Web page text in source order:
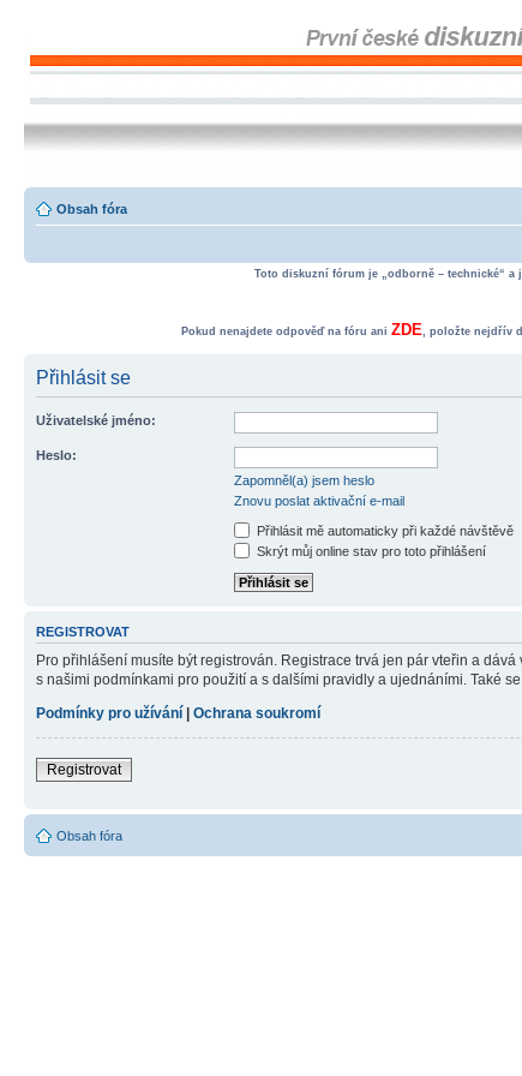
Obsah fóra
Toto diskuzní fórum je „odborně – technické“ a
Pokud nenajdete odpověď na fóru ani ZDE, položte nejdřív
Přihlásit se
Uživatelské jméno:
Heslo:
Zapomněl(a) jsem heslo
Znovu poslat aktivační e-mail
Přihlásit mě automaticky při každé návštěvě
Skrýt můj online stav pro toto přihlášení
REGISTROVAT
Pro přihlášení musíte být registrován. Registrace trvá jen pár vteřin a
s našimi podmínkami pro použití a s dalšími pravidly a ujednáními. Také
Podmínky pro užívání | Ochrana soukromí
Registrovat
Obsah fóra